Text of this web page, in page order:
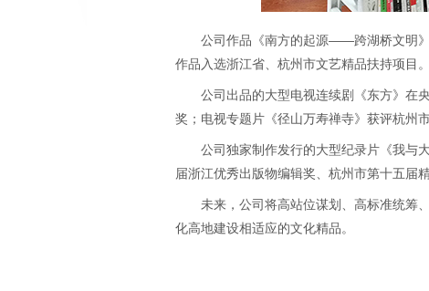
公司作品《南方的起源——跨湖桥文明
作品入选浙江省、杭州市文艺精品扶持项目。
公司出品的大型电视连续剧《东方》在
奖；电视专题片《径山万寿禅寺》获评杭州市
公司独家制作发行的大型纪录片《我与
届浙江优秀出版物编辑奖、杭州市第十五届
未来，公司将高站位谋划、高标准统筹
化高地建设相适应的文化精品。